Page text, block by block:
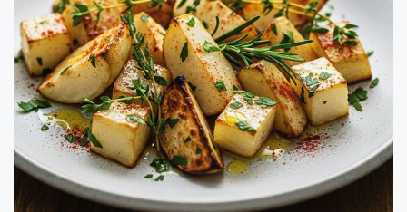
Fourches et fourchettes
Écumoires
Baguettes
Pilons
Couteaux à fromage
Couteaux à huîtres
Couteaux à pain
Couteaux filet de sole
Plats et plaques
Moules
Cercles à tarte
Couvercles
Nogent
Opinel
De Buyer
Cristel